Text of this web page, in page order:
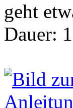
geht
Dauer: